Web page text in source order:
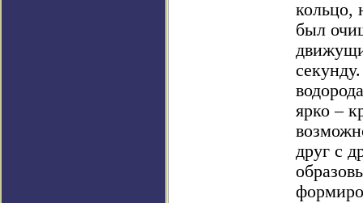
кольцо,
был
ярко –
друг с